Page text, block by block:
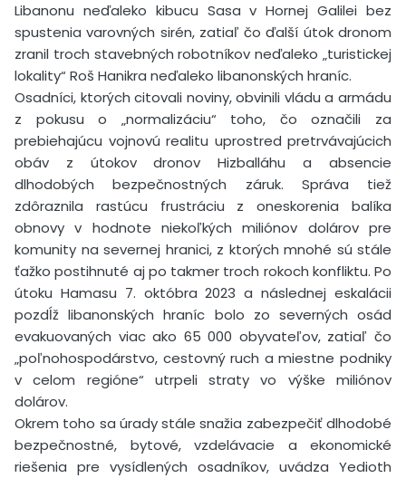
Libanonu neďaleko kibucu Sasa v Hornej Galilei bez
spustenia varovných sirén, zatiaľ čo ďalší útok dronom
zranil troch stavebných robotníkov neďaleko „turistickej
lokality“ Roš Hanikra neďaleko libanonských hraníc.
Osadníci, ktorých citovali noviny, obvinili vládu a armádu
z pokusu o „normalizáciu“ toho, čo označili za
prebiehajúcu vojnovú realitu uprostred pretrvávajúcich
obáv z útokov dronov Hizballáhu a absencie
dlhodobých bezpečnostných záruk. Správa tiež
zdôraznila rastúcu frustráciu z oneskorenia balíka
obnovy v hodnote niekoľkých miliónov dolárov pre
komunity na severnej hranici, z ktorých mnohé sú stále
ťažko postihnuté aj po takmer troch rokoch konfliktu. Po
útoku Hamasu 7. októbra 2023 a následnej eskalácii
pozdĺž libanonských hraníc bolo zo severných osád
evakuovaných viac ako 65 000 obyvateľov, zatiaľ čo
„poľnohospodárstvo, cestovný ruch a miestne podniky
v celom regióne“ utrpeli straty vo výške miliónov
dolárov.
Okrem toho sa úrady stále snažia zabezpečiť dlhodobé
bezpečnostné, bytové, vzdelávacie a ekonomické
riešenia pre vysídlených osadníkov, uvádza Yedioth